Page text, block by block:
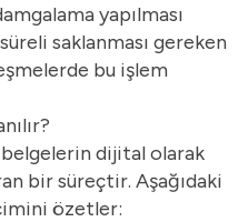
yapılması
saklanması gereken
bu işlem
belgelerin dijital olarak
bir süreçtir. Aşağıdaki
özetler: